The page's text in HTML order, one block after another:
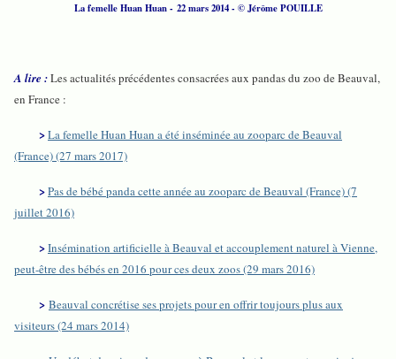
La femelle Huan Huan - 22 mars 2014 - © Jérôme POUILLE
A lire :Les actualités précédentes consacrées aux pandas du zoo de Beauval,
en France :
>La femelle Huan Huan a été inséminée au zooparc de Beauval
(France) (27 mars 2017)
>Pas de bébé panda cette année au zooparc de Beauval (France) (7
juillet 2016)
>Insémination artificielle à Beauval et accouplement naturel à Vienne,
peut-être des bébés en 2016 pour ces deux zoos (29 mars 2016)
> Beauval concrétise ses projets pour en offrir toujours plus aux
visiteurs (24 mars 2014)